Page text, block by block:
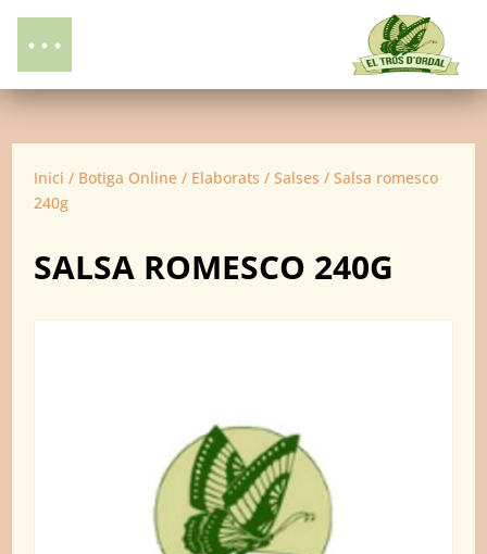
Inici / Botiga Online / Elaborats /Salses / Salsa romesco
240g
SALSA ROMESCO 240G